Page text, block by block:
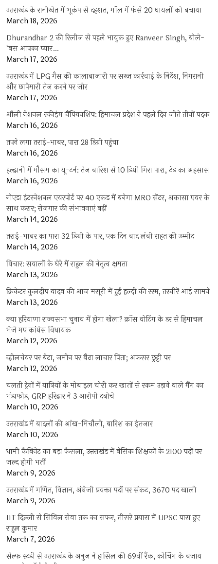
उत्तराखंड के रानीखेत में भूकंप से दहशत, मॉल में फंसे 20 घायलों को बचाया
March 18, 2026
Dhurandhar 2 की रिलीज से पहले भावुक हुए Ranveer Singh, बोले-
‘बस आपका प्यार…
March 17, 2026
उत्तराखंड में LPG गैस की कालाबाजारी पर सख्त कार्रवाई के निर्देश, निगरानी
और छापेमारी तेज करने पर जोर
March 17, 2026
औली नेशनल स्कीइंग चैंपियनशिप: हिमाचल प्रदेश ने पहले दिन जीते तीनों पदक
March 16, 2026
तपने लगा तराई-भाबर, पारा 28 डिग्री पहुंचा
March 16, 2026
हल्द्वानी में मौसम का यू-टर्न: तेज बारिश से 10 डिग्री गिरा पारा, ठंड का अहसास
March 16, 2026
नोएडा इंटरनेशनल एयरपोर्ट पर 40 एकड़ में बनेगा MRO सेंटर, अकासा एयर के
साथ करार; रोजगार की संभावनाएं बढ़ीं
March 14, 2026
तराई-भाबर का पारा 32 डिग्री के पार, एक दिन बाद लंबी राहत की उम्मीद
March 14, 2026
विचार: सवालों के घेरे में राहुल की नेतृत्व क्षमता
March 13, 2026
क्रिकेटर कुलदीप यादव की आज मसूरी में हुई हल्दी की रस्म, तस्वीरें आई सामने
March 13, 2026
क्या हरियाणा राज्यसभा चुनाव में होगा खेला? क्रॉस वोटिंग के डर से हिमाचल
भेजे गए कांग्रेस विधायक
March 12, 2026
व्हीलचेयर पर बेटा, जमीन पर बैठा लाचार पिता; अफसर छुट्टी पर
March 12, 2026
चलती ट्रेनों में यात्रियों के मोबाइल चोरी कर खातों से रकम उड़ाने वाले गैंग का
भंडाफोड़, GRP हरिद्वार ने 3 आरोपी दबोचे
March 10, 2026
उत्तराखंड में बादलों की आंख-मिचौली, बारिश का इंतजार
March 10, 2026
धामी कैबिनेट का बड़ा फैसला, उत्तराखंड में बेसिक शिक्षकों के 2100 पदों पर
जल्द होगी भर्ती
March 9, 2026
उत्तराखंड में गणित, विज्ञान, अंग्रेजी प्रवक्ता पदों पर संकट, 3670 पद खाली
March 9, 2026
IIT दिल्ली से सिविल सेवा तक का सफर, तीसरे प्रयास में UPSC पास हुए
राहुल कुमार
March 7, 2026
सेल्फ स्टडी से उत्तराखंड के अनुज ने हासिल की 69वीं रैंक, कोचिंग के बजाय